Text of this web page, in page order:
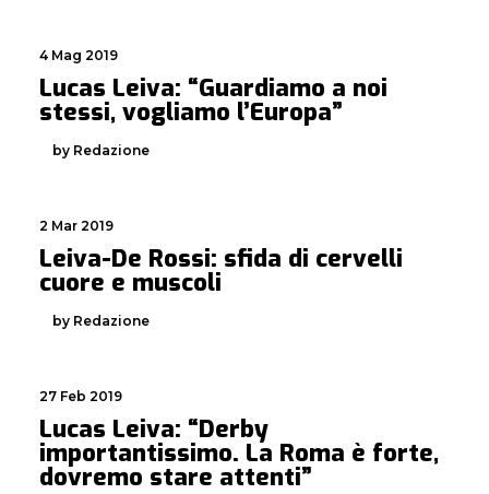
4 Mag 2019
Lucas Leiva: “Guardiamo a noi
stessi, vogliamo l’Europa”
by Redazione
2 Mar 2019
Leiva-De Rossi: sfida di cervelli
cuore e muscoli
by Redazione
27 Feb 2019
Lucas Leiva: “Derby
importantissimo. La Roma è forte,
dovremo stare attenti”